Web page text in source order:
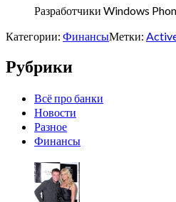
Разработчики Windows
Категории: ФинансыМетки:
Рубрики
Всё про банки
Новости
Разное
Финансы